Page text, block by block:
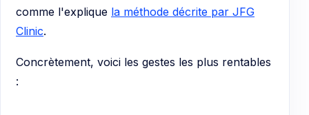
comme l'explique la méthode décrite par JFG
Clinic.
Concrètement, voici les gestes les plus rentables
: